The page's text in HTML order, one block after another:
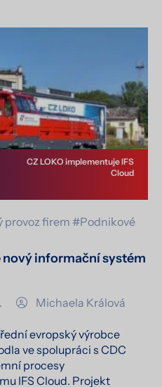
provoz firem #Podnikové
nový informační systém
Michaela Králová
evropský výrobce
ve spolupráci s CDC
procesy
IFS Cloud. Projekt
CZ LOKO implementuje IFS
Cloud